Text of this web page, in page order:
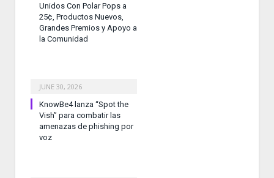
Unidos Con Polar Pops a
25¢, Productos Nuevos,
Grandes Premios y Apoyo a
la Comunidad
JUNE 30, 2026
KnowBe4 lanza “Spot the
Vish” para combatir las
amenazas de phishing por
voz